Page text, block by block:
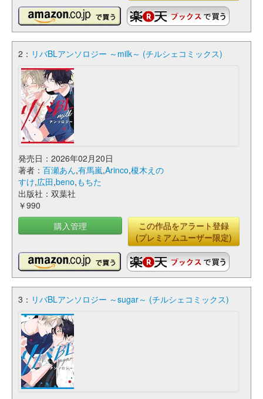
2： リバBLアンソロジー ～milk～ (チルシェコミックス)
発売日：2026年02月20日
著者： 百瀬あん,有馬嵐,Arinco,榎木えの
すけ,広田,beno,もちた
出版社：双葉社
￥990
購入管理
この作品をアラート登録
(プレミアムユーザー限定)
3： リバBLアンソロジー ～sugar～ (チルシェコミックス)